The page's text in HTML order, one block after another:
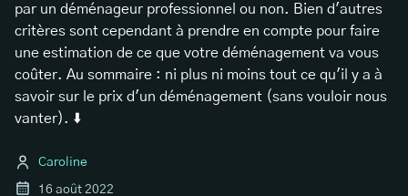
par un déménageur professionnel ou non. Bien d'autres
critères sont cependant à prendre en compte pour faire
une estimation de ce que votre déménagement va vous
coûter. Au sommaire : ni plus ni moins tout ce qu'il y a à
savoir sur le prix d'un déménagement (sans vouloir nous
vanter). ⬇️
Caroline
16 août 2022